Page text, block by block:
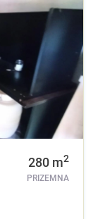
280 m2
PRIZEMNA